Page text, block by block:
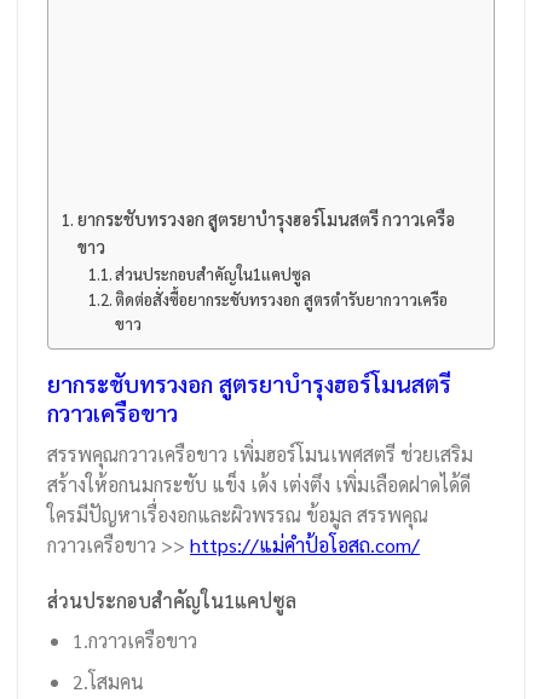
ยากระชับทรวงอก สูตรยาบำรุงฮอร์โมนสตรี กวาวเครือ
ขาว
ส่วนประกอบสำคัญใน1แคปซูล
ติดต่อสั่งซื้อยากระชับทรวงอก สูตรตำรับยากวาวเครือ
ขาว
ยากระชับทรวงอก สูตรยาบำรุงฮอร์โมนสตรี
กวาวเครือขาว
สรรพคุณกวาวเครือขาว เพิ่มฮอร์โมนเพศสตรี ช่วยเสริม
สร้างให้อกนมกระชับ แข็ง เด้ง เต่งตึง เพิ่มเลือดฝาดได้ดี
ใครมีปัญหาเรื่องอกและผิวพรรณ ข้อมูล สรรพคุณ
กวาวเครือขาว >> https://แม่คำป้อโอสถ.com/
ส่วนประกอบสำคัญใน1แคปซูล
1.กวาวเครือขาว
2.โสมคน